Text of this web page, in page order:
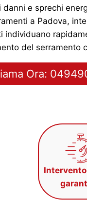
e sprechi
a Padova,
individuano
del serramento
Ora: